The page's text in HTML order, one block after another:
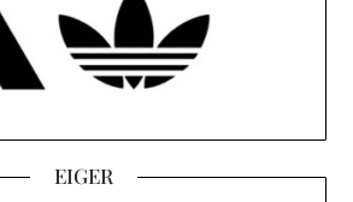
EIGER